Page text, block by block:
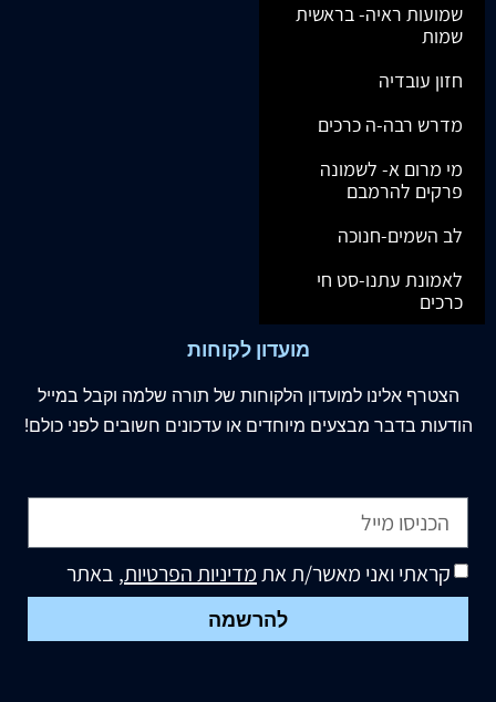
שמועות ראיה- בראשית
שמות
חזון עובדיה
מדרש רבה-ה כרכים
מי מרום א- לשמונה
פרקים להרמבם
לב השמים-חנוכה
לאמונת עתנו-סט חי
כרכים
מועדון לקוחות
הצטרף אלינו למועדון הלקוחות של תורה שלמה וקבל במייל
הודעות בדבר מבצעים מיוחדים או עדכונים חשובים לפני כולם!
קראתי ואני מאשר/ת אתמדיניות הפרטיות, באתר
להרשמה